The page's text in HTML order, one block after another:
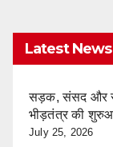
Latest News
सड़क, संसद और
भीड़तंत्र की
July 25, 2026